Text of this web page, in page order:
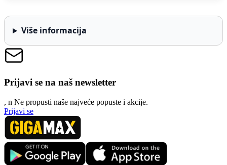
Više informacija
Prijavi se na naš newsletter
, n Ne propusti naše najveće popuste i akcije.
Prijavi se